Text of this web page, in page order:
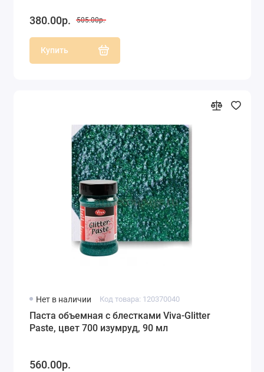
380.00р. 505.00р.
Купить
Нет в наличии Код товара: 120370040
Паста объемная с блестками Viva-Glitter
Paste, цвет 700 изумруд, 90 мл
560.00р.